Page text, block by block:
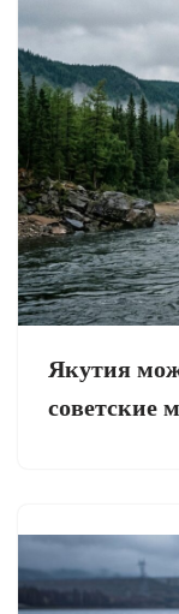
Якутия
советские